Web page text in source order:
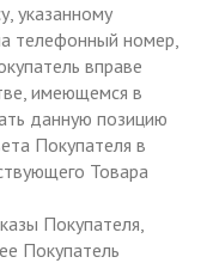
указанному
телефонный номер,
вправе
имеющемся в
данную позицию
Покупателя в
Товара
Покупателя,
Покупатель